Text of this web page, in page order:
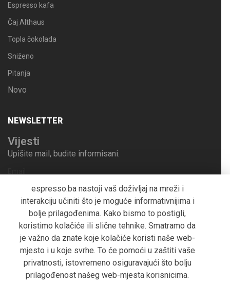
Espresso kafa
Čaj Althaus
Topla čokolada
Sniženo
Pitanja
Novo
NEWSLETTER
Vijesti
Upišite mail, budite informisani.
Pošalji
Copyright 2018 P. Trade d.o.o. powered by spectra
espresso.ba nastoji vaš doživljaj na mreži i
interakciju učiniti što je moguće informativnijima i
bolje prilagođenima. Kako bismo to postigli,
koristimo kolačiće ili slične tehnike. Smatramo da
je važno da znate koje kolačiće koristi naše web-
mjesto i u koje svrhe. To će pomoći u zaštiti vaše
privatnosti, istovremeno osiguravajući što bolju
prilagođenost našeg web-mjesta korisnicima.